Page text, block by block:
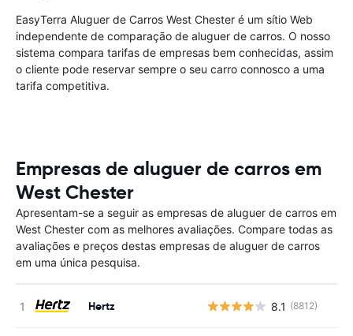
EasyTerra Aluguer de Carros West Chester é um sítio Web
independente de comparação de aluguer de carros. O nosso
sistema compara tarifas de empresas bem conhecidas, assim
o cliente pode reservar sempre o seu carro connosco a uma
tarifa competitiva.
Empresas de aluguer de carros em
West Chester
Apresentam-se a seguir as empresas de aluguer de carros em
West Chester com as melhores avaliações. Compare todas as
avaliações e preços destas empresas de aluguer de carros
em uma única pesquisa.
Hertz 8.1 (8812)